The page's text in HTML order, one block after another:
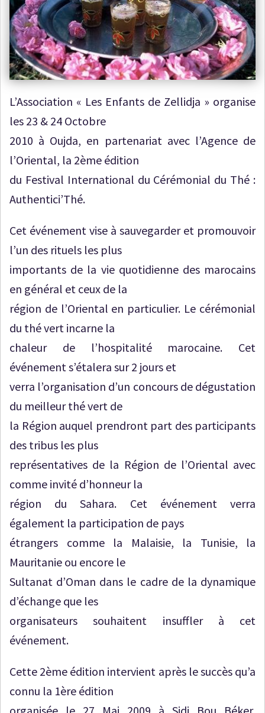
L’Association « Les Enfants de Zellidja » organise
les 23 & 24 Octobre
2010 à Oujda, en partenariat avec l’Agence de
l’Oriental, la 2ème édition
du Festival International du Cérémonial du Thé :
Authentici’Thé.
Cet événement vise à sauvegarder et promouvoir
l’un des rituels les plus
importants de la vie quotidienne des marocains
en général et ceux de la
région de l’Oriental en particulier. Le cérémonial
du thé vert incarne la
chaleur de l’hospitalité marocaine. Cet
événement s’étalera sur 2 jours et
verra l’organisation d’un concours de dégustation
du meilleur thé vert de
la Région auquel prendront part des participants
des tribus les plus
représentatives de la Région de l’Oriental avec
comme invité d’honneur la
région du Sahara. Cet événement verra
également la participation de pays
étrangers comme la Malaisie, la Tunisie, la
Mauritanie ou encore le
Sultanat d’Oman dans le cadre de la dynamique
d’échange que les
organisateurs souhaitent insuffler à cet
événement.
Cette 2ème édition intervient après le succès qu’a
connu la 1ère édition